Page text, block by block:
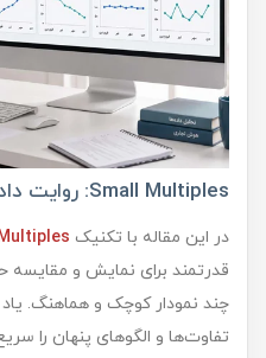
Small Multiples: روایت داده با چند نمودار کوچک
در این مقاله با تکنیک
قدرتمند برای نمایش و مقایسه
چند نمودار کوچک و هماهنگ.
تفاوت‌ها و الگوهای پنهان را